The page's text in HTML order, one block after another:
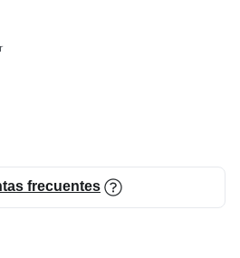
comprendido y amado.
cambiar un momento difícil,
es una forma de sanar.
frecuentes